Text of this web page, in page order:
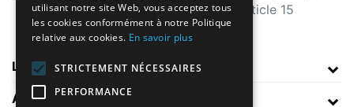
de confidentialité, consultables à l'article 15
desConditions générales de vente
LA BOUTIQUE
A PROPOS
utilisant notre site Web, vous acceptez tous
les cookies conformément à notre Politique
relative aux cookies. En savoir plus
STRICTEMENT NÉCESSAIRES
PERFORMANCE